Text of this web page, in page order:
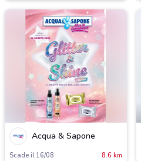
Acqua & Sapone
Scade il 16/08 8.6 km